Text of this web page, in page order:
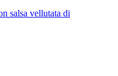
salsa vellutata di